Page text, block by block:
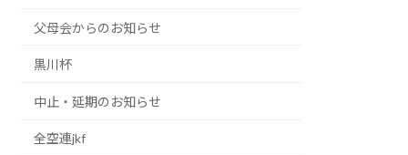
父母会からのお知らせ
黒川杯
中止・延期のお知らせ
全空連jkf